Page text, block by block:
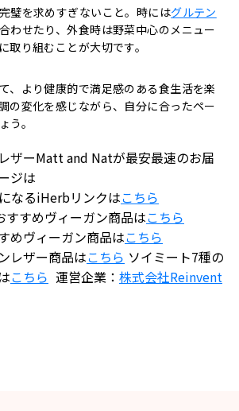
璧を求めすぎないこと。時にはグルテン
わせたり、外食時は野菜中心のメニュー
取り組むことが大切です。
、より健康的で満足感のある食生活を楽
の変化を感じながら、自分に合ったペー
う。
ザーMatt and Natが最安最速のお届
ジは
なるiHerbリンクはこちら
すすめヴィーガン商品はこちら
めヴィーガン商品はこちら
レザー商品はこちら ソイミート7種の
こちら 運営企業： 株式会社Reinvent